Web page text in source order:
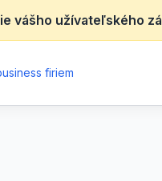
vášho užívateľského
firiem